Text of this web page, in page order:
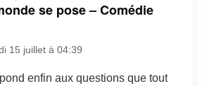
se pose – Comédie
15 juillet à 04:39
enfin aux questions que tout